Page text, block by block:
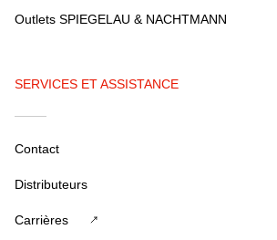
Outlets SPIEGELAU & NACHTMANN
SERVICES ET ASSISTANCE
Contact
Distributeurs
Carrières